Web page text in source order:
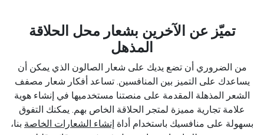
تميّز عن الآخرين بشعار محل الحلاقة
المذهل
من الضروري أن تضع يديك على شعار الصالون الذي يمكن أن
يساعدك على التميز بين المنافسين. تساعد أفكار شعار مصفف
الشعر المذهلة المقدمة على منصتنا مستخدميها في إنشاء هوية
علامة تجارية مميزة لمتجر الحلاقة الخاص بهم. يمكنك التفوق
بسهولة على منافسيك باستخدام أداة إنشاء الشعارات الخاصة بنا،